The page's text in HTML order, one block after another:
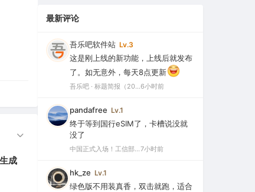
成
最新评论
吾乐吧软件站 Lv.3
这是刚上线的新功能，上线后就发布
了。如无意外，每天8点更新
吾乐吧 · 标题简报（2026-08-06）6小时前
pandafree Lv.1
终于等到国行eSIM了，卡槽说没就
没了
中国正式入场！工信部批复eSIM手机商用试验，2026或成爆发元年7小时前
hk_ze Lv.1
绿色版不用装真香，双击就跑，适合